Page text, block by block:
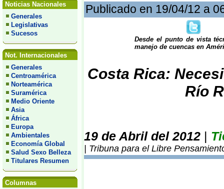
Noticias Nacionales
Generales
Legislativas
Sucesos
Not. Internacionales
Generales
Centroamérica
Norteamérica
Suramérica
Medio Oriente
Asia
África
Europa
Ambientales
Economía Global
Salud Sexo Belleza
Titulares Resumen
Columnas
Publicado en 19/04/12 a
Desde el punto de vista
manejo de cuencas en
Costa Rica:
Río
19 de Abril del 2012 |
| Tribuna para el Libre